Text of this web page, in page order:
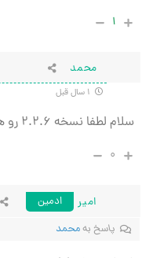
۱
محمد
سلام لطفا نسخه ۲.۲.۶ رو هم قرار بدید متشکر
۰
امیر
ادمین
پاسخ بهمحمد